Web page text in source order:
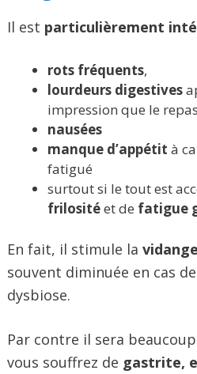
Il est particulièrement
rots fréquents,
lourdeurs digestives
impression que le
nausées
manque d’appétit à
fatigué
surtout si le tout est
frilositéet de fatigue
En fait, il stimule la
souvent diminuée en cas
dysbiose.
Par contre il sera
vous souffrez de gastrite,